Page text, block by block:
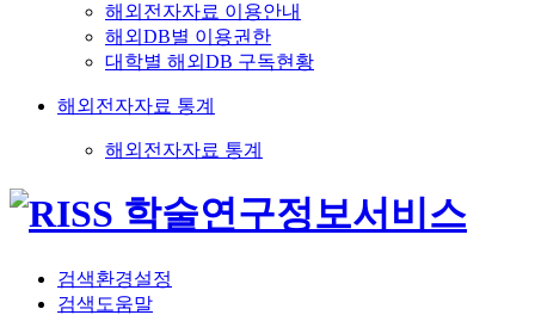
해외전자자료 이용안내
해외DB별 이용권한
대학별 해외DB 구독현황
해외전자자료 통계
해외전자자료 통계
검색환경설정
검색도움말